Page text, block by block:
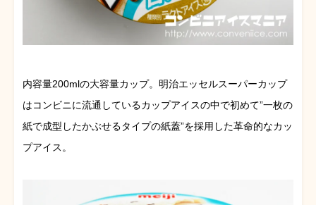
内容量200mlの大容量カップ。明治エッセルスーパーカップ
はコンビニに流通しているカップアイスの中で初めて”一枚の
紙で成型したかぶせるタイプの紙蓋”を採用した革命的なカッ
プアイス。